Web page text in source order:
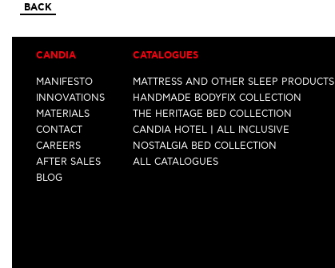
BACK
CANDIA
MANIFESTO
INNOVATIONS
MATERIALS
CONTACT
CAREERS
AFTER SALES
BLOG
CATALOGUES
MATTRESS AND OTHER SLEEP PRODUCTS
HANDMADE BODYFIX COLLECTION
THE HERITAGE BED COLLECTION
CANDIA HOTEL | ALL INCLUSIVE
NOSTALGIA BED COLLECTION
ALL CATALOGUES